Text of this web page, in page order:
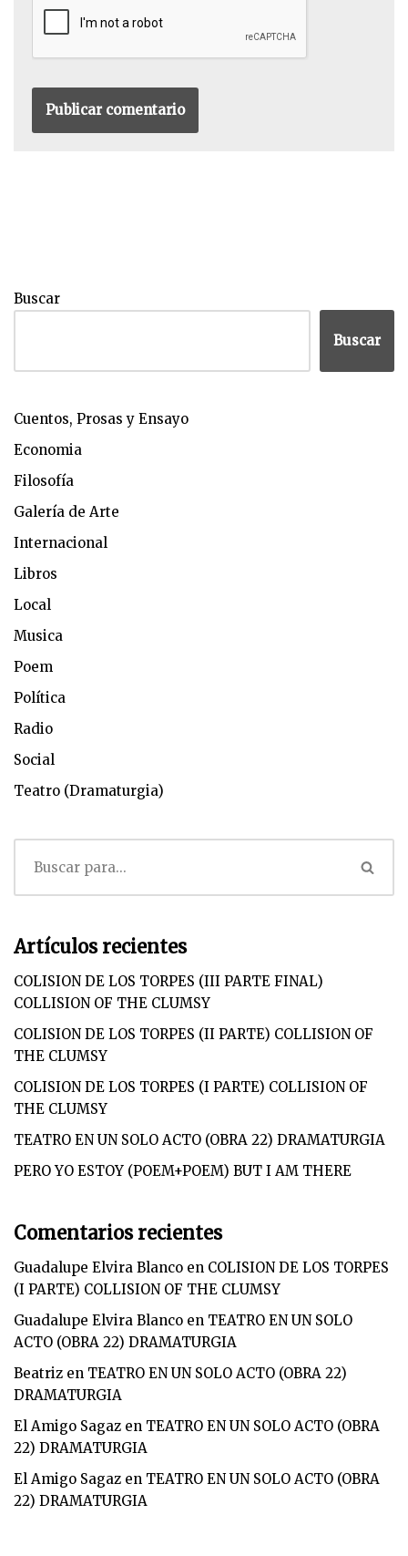
Buscar
Buscar
Cuentos, Prosas y Ensayo
Economia
Filosofía
Galería de Arte
Internacional
Libros
Local
Musica
Poem
Política
Radio
Social
Teatro (Dramaturgia)
Artículos recientes
COLISION DE LOS TORPES (III PARTE FINAL)
COLLISION OF THE CLUMSY
COLISION DE LOS TORPES (II PARTE) COLLISION OF
THE CLUMSY
COLISION DE LOS TORPES (I PARTE) COLLISION OF
THE CLUMSY
TEATRO EN UN SOLO ACTO (OBRA 22) DRAMATURGIA
PERO YO ESTOY (POEM+POEM) BUT I AM THERE
Comentarios recientes
Guadalupe Elvira Blanco en COLISION DE LOS TORPES
(I PARTE) COLLISION OF THE CLUMSY
Guadalupe Elvira Blanco en TEATRO EN UN SOLO
ACTO (OBRA 22) DRAMATURGIA
Beatriz en TEATRO EN UN SOLO ACTO (OBRA 22)
DRAMATURGIA
El Amigo Sagaz en TEATRO EN UN SOLO ACTO (OBRA
22) DRAMATURGIA
El Amigo Sagaz en TEATRO EN UN SOLO ACTO (OBRA
22) DRAMATURGIA